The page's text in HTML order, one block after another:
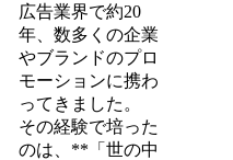
広告業界で約20
年、数多くの企業
やブランドのプロ
モーションに携わ
ってきました。
その経験で培った
のは、**「世の中